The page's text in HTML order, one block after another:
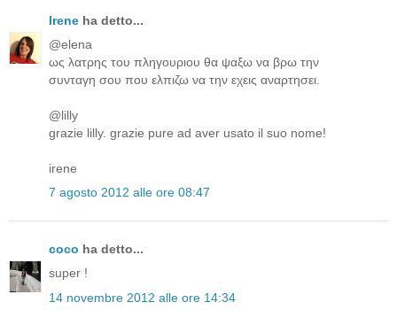
Irene ha detto...
@elena
ως λατρης του πληγουριου θα ψαξω να βρω την
συνταγη σου που ελπιζω να την εχεις αναρτησει.
@lilly
grazie lilly. grazie pure ad aver usato il suo nome!
irene
7 agosto 2012 alle ore 08:47
coco ha detto...
super !
14 novembre 2012 alle ore 14:34